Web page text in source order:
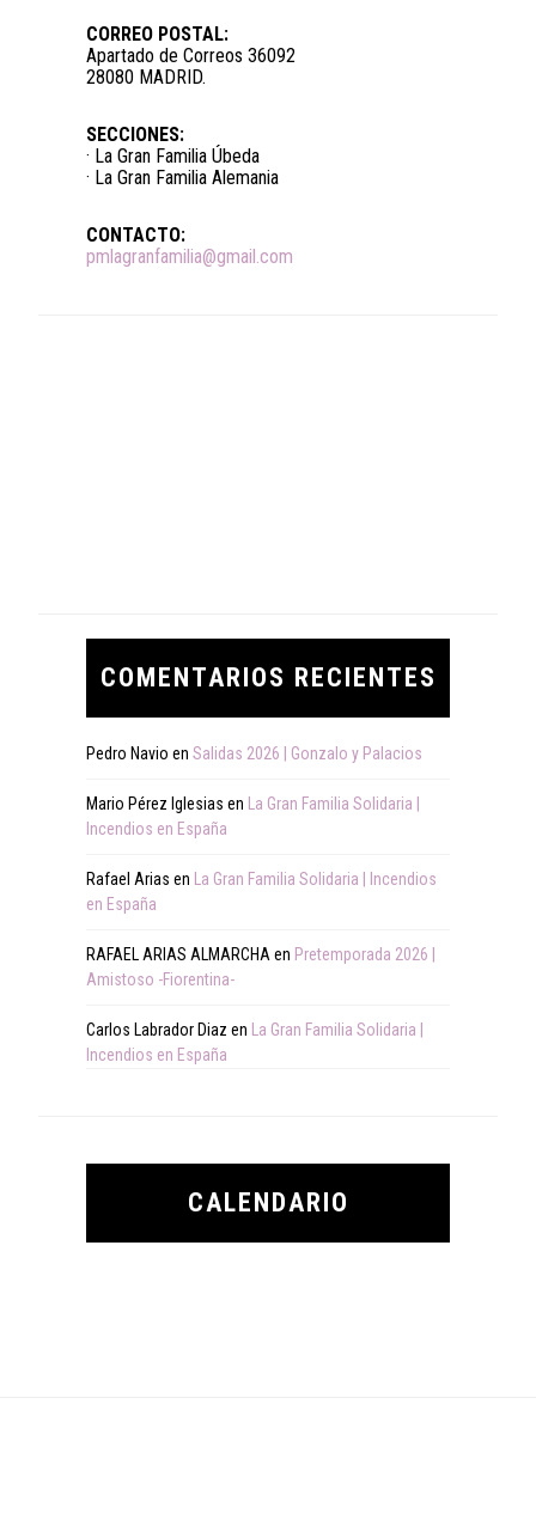
CORREO POSTAL:
Apartado de Correos 36092
28080 MADRID.
SECCIONES:
· La Gran Familia Úbeda
· La Gran Familia Alemania
CONTACTO:
pmlagranfamilia@gmail.com
COMENTARIOS RECIENTES
Pedro Navio en Salidas 2026 | Gonzalo y Palacios
Mario Pérez Iglesias en
La Gran Familia Solidaria |
Incendios en España
Rafael Arias en
La Gran Familia Solidaria | Incendios
en España
RAFAEL ARIAS ALMARCHA en Pretemporada 2026 |
Amistoso -Fiorentina-
Carlos Labrador Diaz en
La Gran Familia Solidaria |
Incendios en España
CALENDARIO